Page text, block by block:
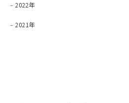
2022年
2021年